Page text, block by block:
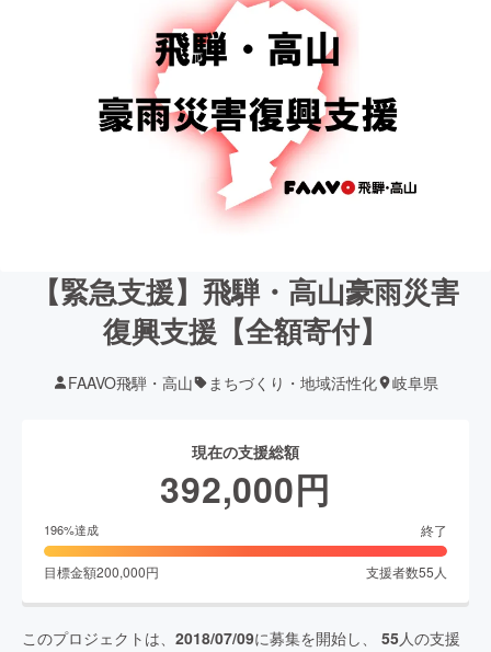
【緊急支援】飛騨・高山豪雨災害
復興支援【全額寄付】
FAAVO飛騨・高山 まちづくり・地域活性化 岐阜県
現在の支援総額
392,000円
196%達成 終了
目標金額200,000円 支援者数55 人
このプロジェクトは、 2018/07/09に募集を開始し、 55人の支援